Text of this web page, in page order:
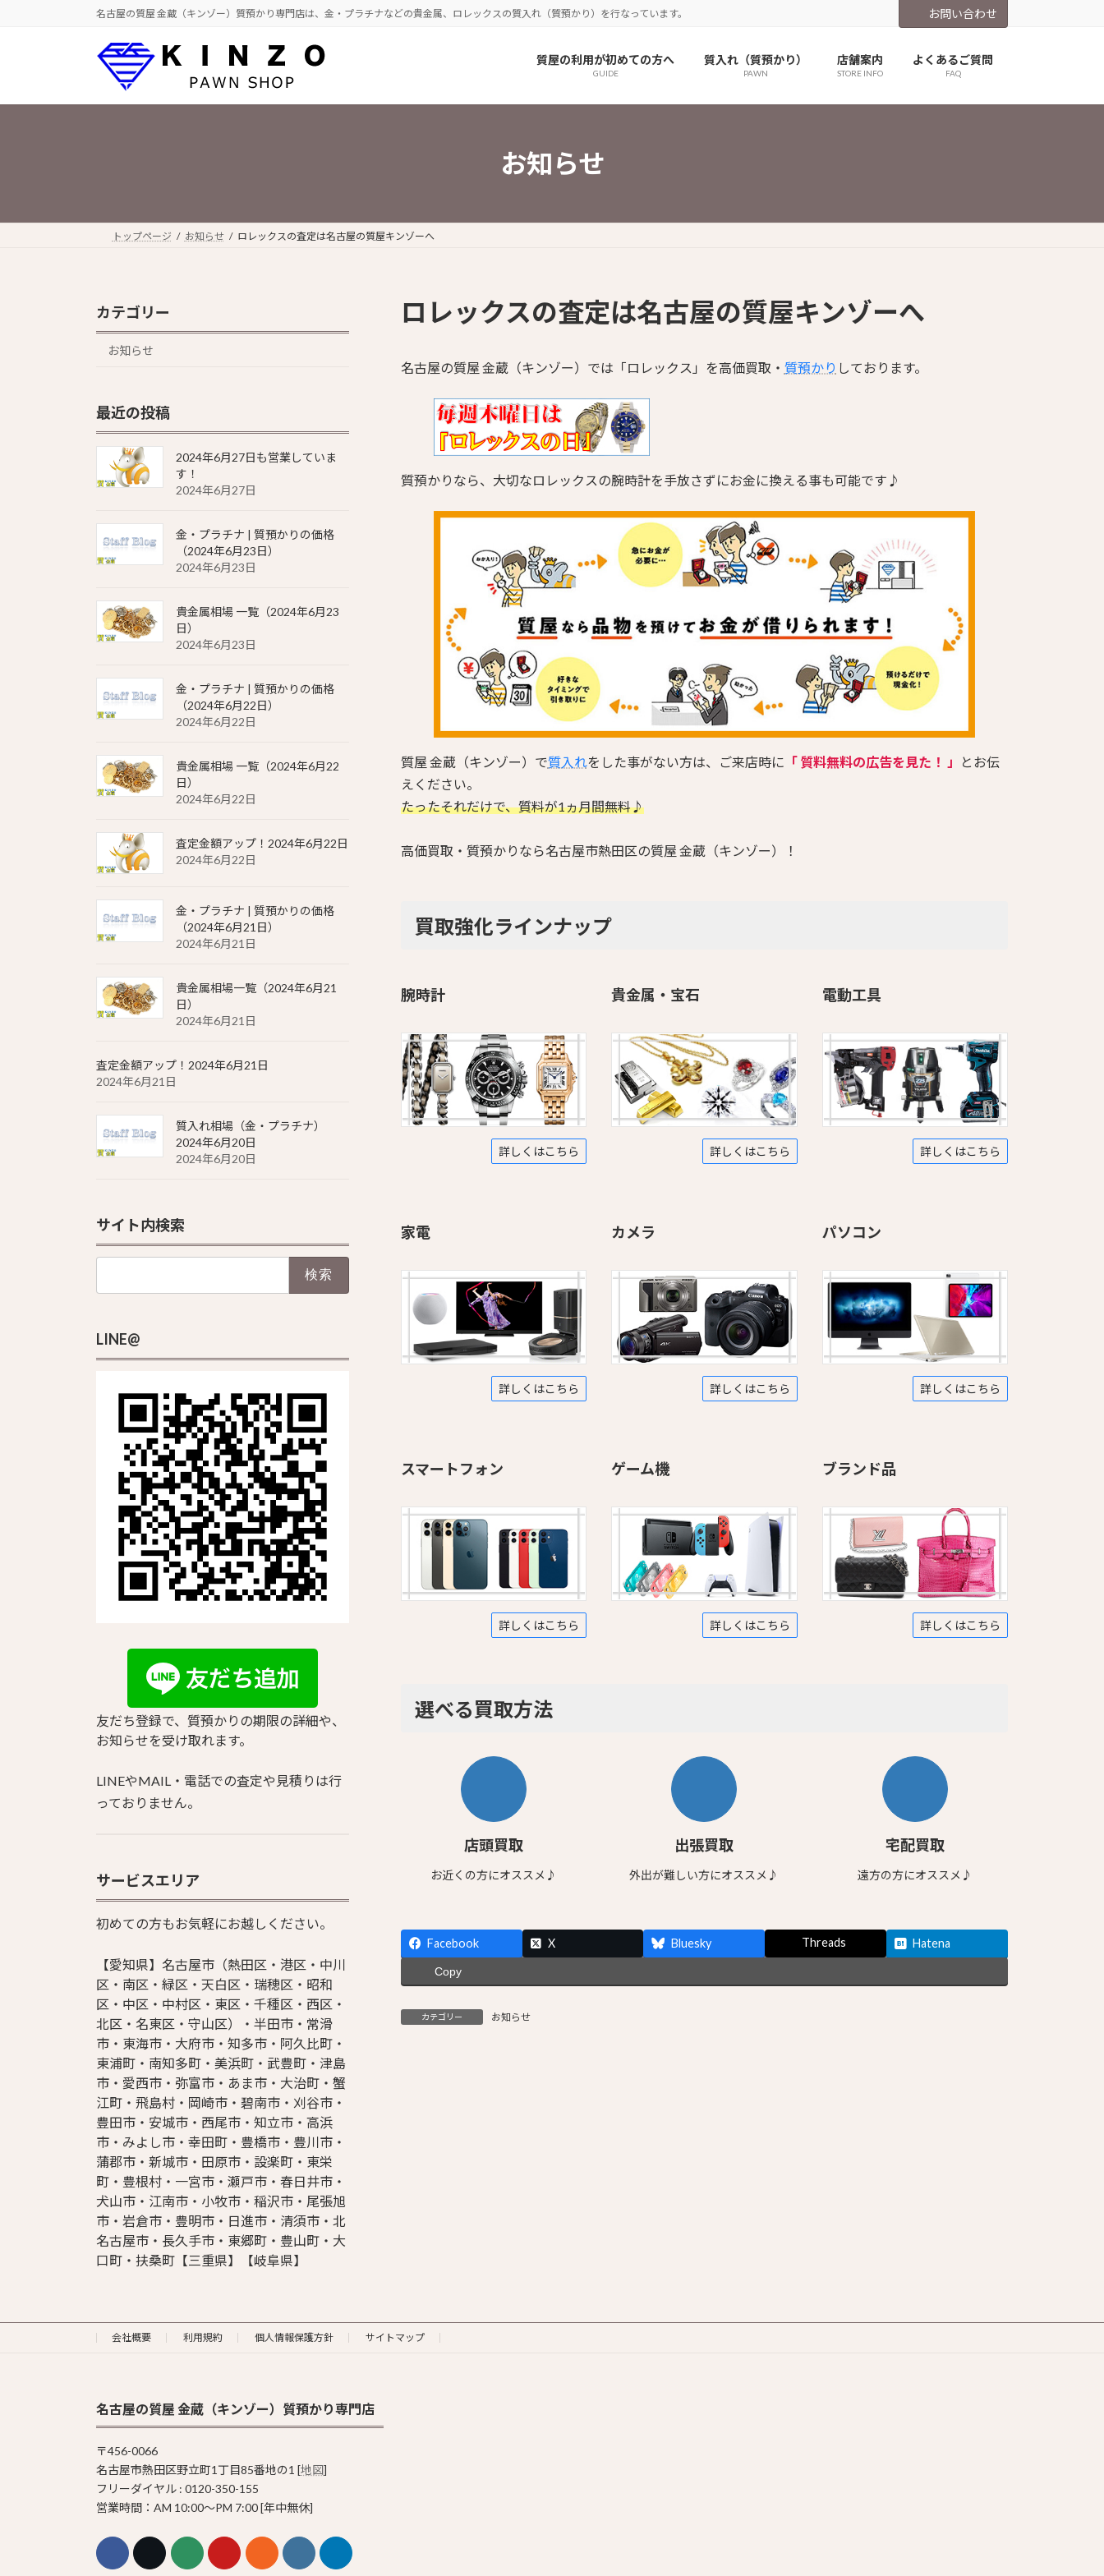
へ
ョ
名古屋の質屋 金蔵（キンゾー）質預かり専門店は、金・プラチナなどの貴金属、ロレックスの質入れ（質預かり）を行なっています。 お問い合わせ
質屋の利用が初めての方へ
GUIDE
質入れ（質預かり）
PAWN
店舗案内
STORE INFO
よくあるご質問
FAQ
お知らせ
トップページ お知らせ ロレックスの査定は名古屋の質屋キンゾーへ
ロレックスの査定は名古屋の質屋キンゾーへ
名古屋の質屋 金蔵（キンゾー）では「ロレックス」を高価買取・ 質預かり しております。
質預かりなら、大切なロレックスの腕時計を手放さずにお金に換える事も可能です♪
質屋 金蔵（キンゾー）で質入れをした事がない方は、ご来店時に 「 質料無料の広告を見た！ 」
とお伝
えください。
たったそれだけで、質料が1ヵ月間無料♪
高価買取・質預かりなら名古屋市熱田区の質屋 金蔵（キンゾー）！
買取強化ラインナップ
腕時計
詳しくはこちら
貴金属・宝石
詳しくはこちら
電動工具
詳しくはこちら
家電
詳しくはこちら
カメラ
詳しくはこちら
パソコン
詳しくはこちら
スマートフォン
詳しくはこちら
ゲーム機
詳しくはこちら
ブランド品
詳しくはこちら
選べる買取方法
店頭買取
お近くの方にオススメ♪
出張買取
外出が難しい方にオススメ♪
宅配買取
遠方の方にオススメ♪
Facebook X Bluesky Threads Hatena
Copy
カテゴリー お知らせ
カテゴリー
お知らせ
最近の投稿
2024年6月27日も営業していま
す！
2024年6月27日
金・プラチナ | 質預かりの価格
（2024年6月23日）
2024年6月23日
貴金属相場 一覧（2024年6月23
日）
2024年6月23日
金・プラチナ | 質預かりの価格
（2024年6月22日）
2024年6月22日
貴金属相場 一覧（2024年6月22
日）
2024年6月22日
査定金額アップ！2024年6月22日
2024年6月22日
金・プラチナ | 質預かりの価格
（2024年6月21日）
2024年6月21日
貴金属相場一覧（2024年6月21
日）
2024年6月21日
査定金額アップ！2024年6月21日
2024年6月21日
質入れ相場（金・プラチナ）
2024年6月20日
2024年6月20日
サイト内検索
LINE@
友だち登録で、質預かりの期限の詳細や、
お知らせを受け取れます。
LINEやMAIL・電話での査定や見積りは行
っておりません。
サービスエリア
初めての方もお気軽にお越しください。
【愛知県】名古屋市（熱田区・港区・中川
区・南区・緑区・天白区・瑞穂区・昭和
区・中区・中村区・東区・千種区・西区・
北区・名東区・守山区）・半田市・常滑
市・東海市・大府市・知多市・阿久比町・
東浦町・南知多町・美浜町・武豊町・津島
市・愛西市・弥富市・あま市・大治町・蟹
江町・飛島村・岡崎市・碧南市・刈谷市・
豊田市・安城市・西尾市・知立市・高浜
市・みよし市・幸田町・豊橋市・豊川市・
蒲郡市・新城市・田原市・設楽町・東栄
町・豊根村・一宮市・瀬戸市・春日井市・
犬山市・江南市・小牧市・稲沢市・尾張旭
市・岩倉市・豊明市・日進市・清須市・北
名古屋市・長久手市・東郷町・豊山町・大
口町・扶桑町【三重県】【岐阜県】
会社概要 利用規約 個人情報保護方針 サイトマップ
名古屋の質屋 金蔵（キンゾー）質預かり専門店
〒456-0066
名古屋市熱田区野立町1丁目85番地の1 [地図]
フリーダイヤル : 0120-350-155
営業時間：AM 10:00〜PM 7:00 [年中無休]